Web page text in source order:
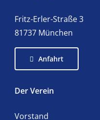
Fritz-Erler-Straße 3
81737 München
Anfahrt
Der Verein
Vorstand